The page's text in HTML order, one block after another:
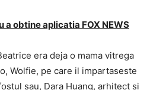
a obtine aplicatia FOX NEWS
era deja o mama vitrega
Wolfie, pe care il impartaseste
sau, Dara Huang, arhitect si